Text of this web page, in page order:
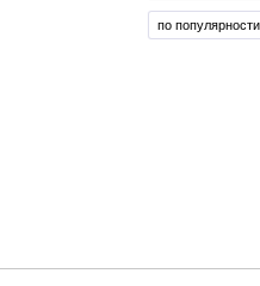
по популярности